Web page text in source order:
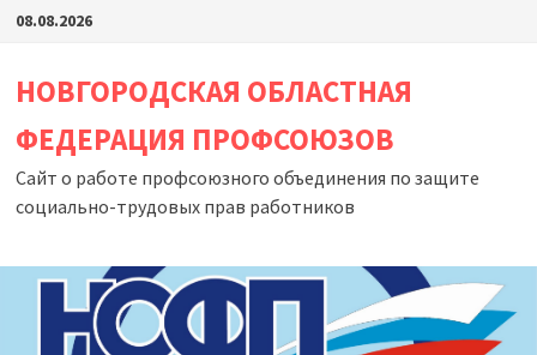
Перейти
содержимому
08.08.2026
НОВГОРОДСКАЯ ОБЛАСТНАЯ
ФЕДЕРАЦИЯ ПРОФСОЮЗОВ
Сайт о работе профсоюзного объединения по защите
социально-трудовых прав работников